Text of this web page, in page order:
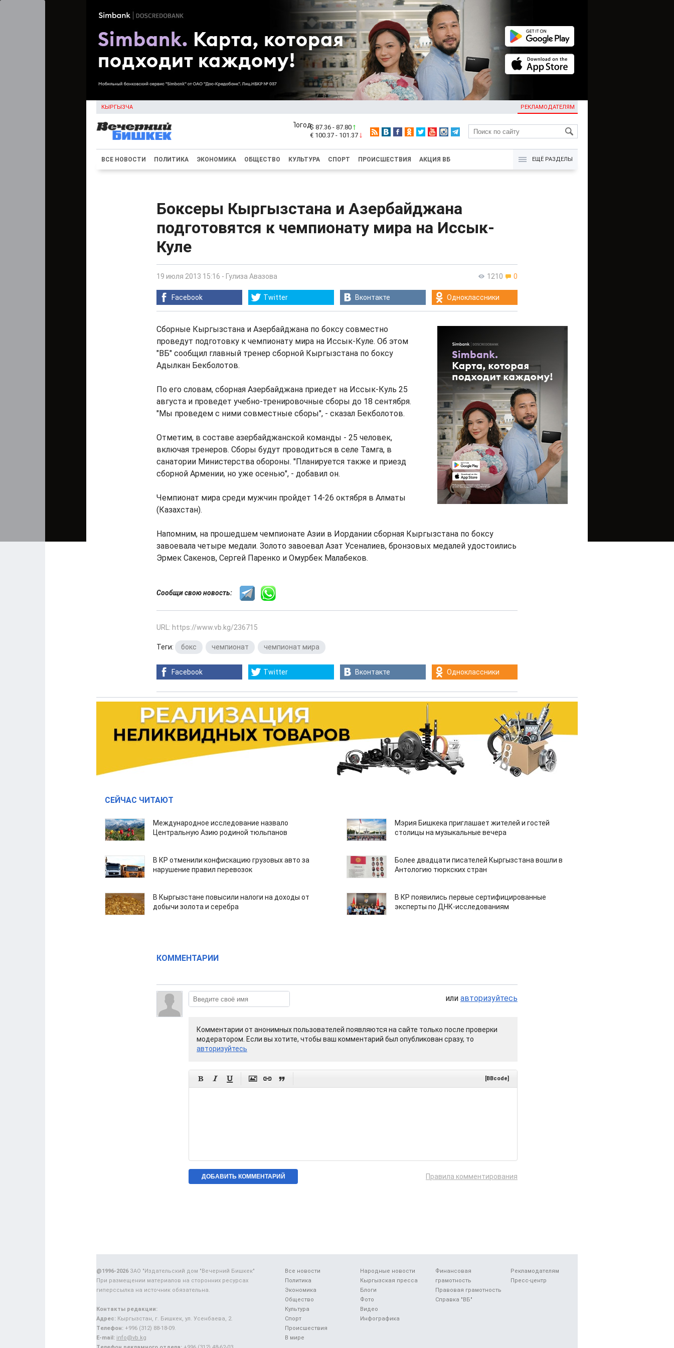
КЫРГЫЗЧА РЕКЛАМОДАТЕЛЯМ
KG
$ 87.36 - 87.80
€ 100.37 - 101.37
ВСЕ НОВОСТИ ПОЛИТИКА ЭКОНОМИКА ОБЩЕСТВО КУЛЬТУРА СПОРТ ПРОИСШЕСТВИЯ АКЦИЯ ВБ ЕЩЁ РАЗДЕЛЫ
Боксеры Кыргызстана и Азербайджана
подготовятся к чемпионату мира на Иссык-
Куле
1210 0
19 июля 2013 15:16 - Гулиза Авазова
Facebook Twitter Вконтакте Одноклассники
Сборные Кыргызстана и Азербайджана по боксу совместно
проведут подготовку к чемпионату мира на Иссык-Куле. Об этом
"ВБ" сообщил главный тренер сборной Кыргызстана по боксу
Адылкан Бекболотов.
По его словам, сборная Азербайджана приедет на Иссык-Куль 25
августа и проведет учебно-тренировочные сборы до 18 сентября.
"Мы проведем с ними совместные сборы", - сказал Бекболотов.
Отметим, в составе азербайджанской команды - 25 человек,
включая тренеров. Сборы будут проводиться в селе Тамга, в
санатории Министерства обороны. "Планируется также и приезд
сборной Армении, но уже осенью", - добавил он.
Чемпионат мира среди мужчин пройдет 14-26 октября в Алматы
(Казахстан).
Напомним, на прошедшем чемпионате Азии в Иордании сборная Кыргызстана по боксу
завоевала четыре медали. Золото завоевал Азат Усеналиев, бронзовых медалей удостоились
Эрмек Сакенов, Сергей Паренко и Омурбек Малабеков.
Сообщи свою новость:
URL: https://www.vb.kg/236715
Теги: бокс чемпионат чемпионат мира
Facebook Twitter Вконтакте Одноклассники
СЕЙЧАС ЧИТАЮТ
Международное исследование назвало
Центральную Азию родиной тюльпанов
Мэрия Бишкека приглашает жителей и гостей
столицы на музыкальные вечера
В КР отменили конфискацию грузовых авто за
нарушение правил перевозок
Более двадцати писателей Кыргызстана вошли в
Антологию тюркских стран
В Кыргызстане повысили налоги на доходы от
добычи золота и серебра
В КР появились первые сертифицированные
эксперты по ДНК-исследованиям
КОММЕНТАРИИ
или авторизуйтесь
Комментарии от анонимных пользователей появляются на сайте только после проверки
модератором. Если вы хотите, чтобы ваш комментарий был опубликован сразу, то
авторизуйтесь
      [BBcode]
Правила комментирования
Все новости
Политика
Экономика
Общество
Культура
Спорт
Происшествия
В мире
Народные новости
Кыргызская пресса
Блоги
Фото
Видео
Инфографика
Финансовая
грамотность
Правовая грамотность
Справка "ВБ"
Рекламодателям
Пресс-центр
@1996-2026ЗАО "Издательский дом "Вечерний Бишкек"
При размещении материалов на сторонних ресурсах
гиперссылка на источник обязательна.
Контакты редакции:
Адрес: Кыргызстан, г. Бишкек, ул. Усенбаева, 2.
Телефон: +996 (312) 88-18-09.
E-mail: info@vb.kg